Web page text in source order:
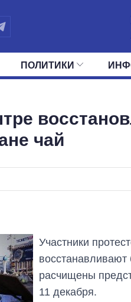
ПОЛИТИКИ
чай
Участники
расчищены
11 декабря.